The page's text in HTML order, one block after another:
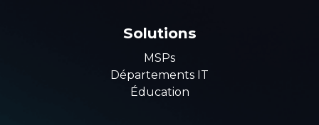
Solutions
MSPs
Départements IT
Éducation